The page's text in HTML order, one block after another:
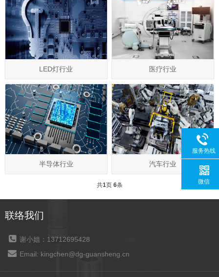
LED灯行业 医疗行业
半导体行业 汽车行业
共1页 6条
联络我们
谢小姐：13712695428
Email: kingchen@dg-guansheng.cn
服务热线
微信